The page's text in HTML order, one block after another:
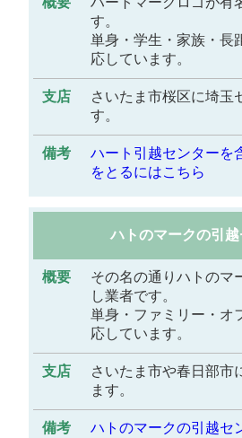
す。
単身・学生・家族・長
応しています。
さいたま市桜区に埼玉
す。
ハート引越センターを
をとるにはこちら
ハトのマークの引
その名の通りハトのマ
し業者です。
単身・ファミリー・オ
応しています。
さいたま市や春日部市
ます。
ハトのマークの引越セ